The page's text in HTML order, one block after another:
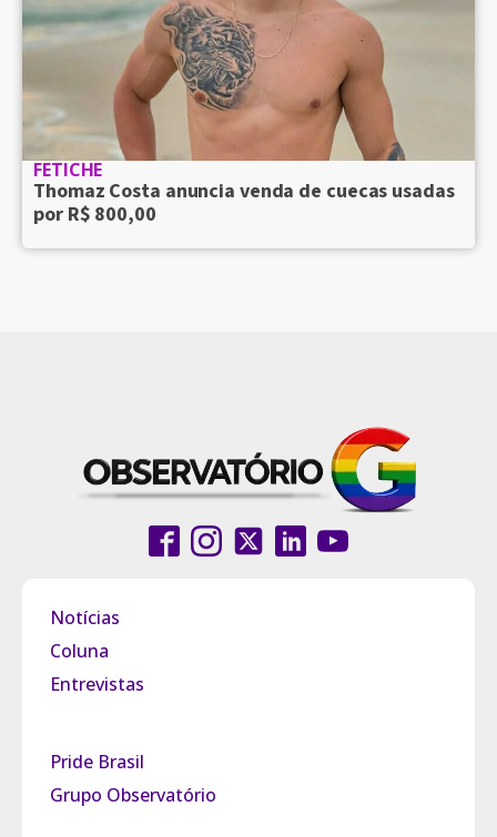
FETICHE
Thomaz Costa anuncia venda de cuecas usadas
por R$ 800,00
Notícias
Coluna
Entrevistas
Pride Brasil
Grupo Observatório